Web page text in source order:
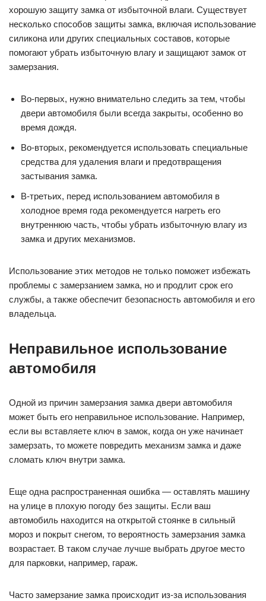
хорошую защиту замка от избыточной влаги. Существует
несколько способов защиты замка, включая использование
силикона или других специальных составов, которые
помогают убрать избыточную влагу и защищают замок от
замерзания.
Во-первых, нужно внимательно следить за тем, чтобы
двери автомобиля были всегда закрыты, особенно во
время дождя.
Во-вторых, рекомендуется использовать специальные
средства для удаления влаги и предотвращения
застывания замка.
В-третьих, перед использованием автомобиля в
холодное время года рекомендуется нагреть его
внутреннюю часть, чтобы убрать избыточную влагу из
замка и других механизмов.
Использование этих методов не только поможет избежать
проблемы с замерзанием замка, но и продлит срок его
службы, а также обеспечит безопасность автомобиля и его
владельца.
Неправильное использование
автомобиля
Одной из причин замерзания замка двери автомобиля
может быть его неправильное использование. Например,
если вы вставляете ключ в замок, когда он уже начинает
замерзать, то можете повредить механизм замка и даже
сломать ключ внутри замка.
Еще одна распространенная ошибка — оставлять машину
на улице в плохую погоду без защиты. Если ваш
автомобиль находится на открытой стоянке в сильный
мороз и покрыт снегом, то вероятность замерзания замка
возрастает. В таком случае лучше выбрать другое место
для парковки, например, гараж.
Часто замерзание замка происходит из-за использования